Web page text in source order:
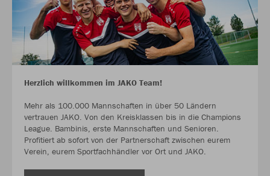
Herzlich willkommen im JAKO Team!
Mehr als 100.000 Mannschaften in über 50 Ländern
vertrauen JAKO. Von den Kreisklassen bis in die Champions
League. Bambinis, erste Mannschaften und Senioren.
Profitiert ab sofort von der Partnerschaft zwischen eurem
Verein, eurem Sportfachhändler vor Ort und JAKO.